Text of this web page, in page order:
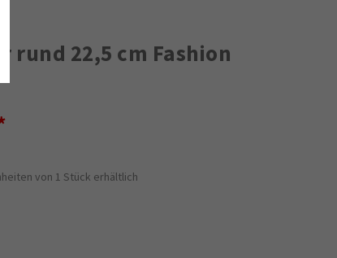
rund 22,5 cm Fashion
von 1 Stück erhältlich